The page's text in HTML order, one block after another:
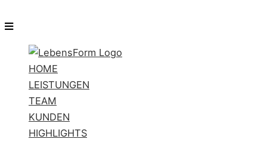
HOME
LEISTUNGEN
TEAM
KUNDEN
HIGHLIGHTS